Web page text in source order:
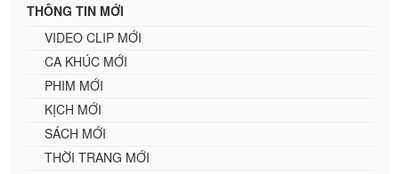
THÔNG TIN MỚI
VIDEO CLIP MỚI
CA KHÚC MỚI
PHIM MỚI
KỊCH MỚI
SÁCH MỚI
THỜI TRANG MỚI